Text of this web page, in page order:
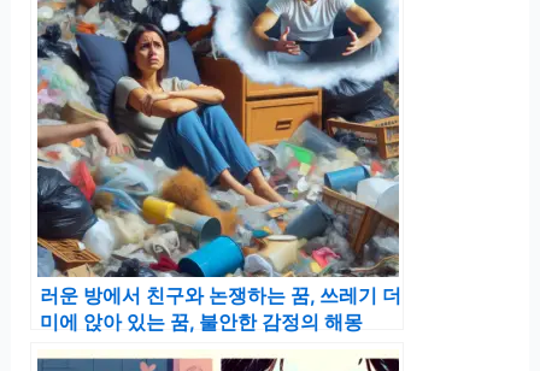
러운 방에서 친구와 논쟁하는 꿈, 쓰레기 더
미에 앉아 있는 꿈, 불안한 감정의 해몽